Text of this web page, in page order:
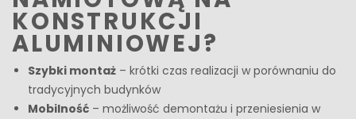
KONSTRUKCJI
ALUMINIOWEJ?
Szybki montaż – krótki czas realizacji w porównaniu do
tradycyjnych budynków
Mobilność – możliwość demontażu i przeniesienia w